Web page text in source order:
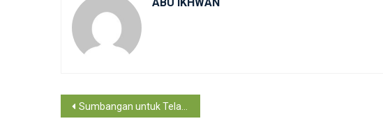
ABU IKHWAN
Post
Sumbangan untuk Telaga Tiub Palestin